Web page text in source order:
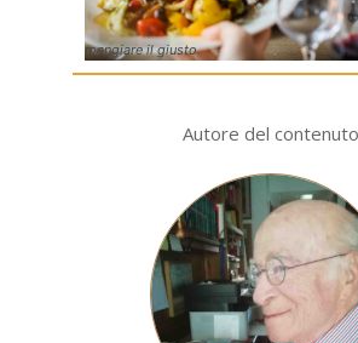
mangiare il giusto
Autore del contenuto